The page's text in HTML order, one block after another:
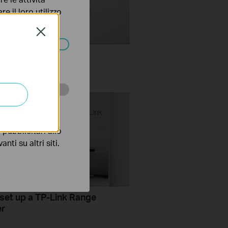
Up TP Link Range
up a TP-Link Range
Close
il loro utilizzo
essere
di
pubblicitari allo
su altri siti.